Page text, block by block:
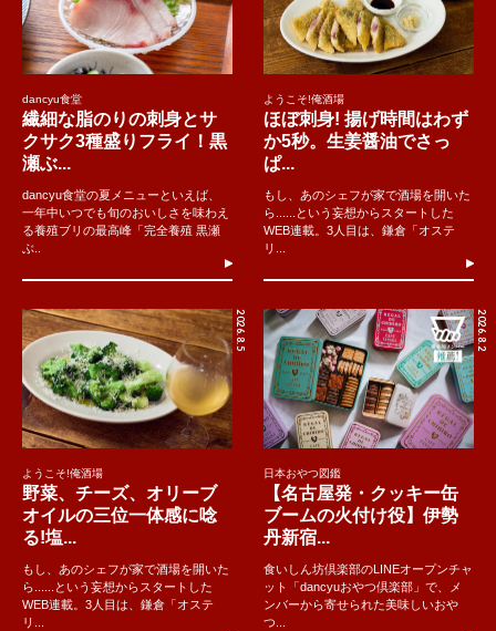
dancyu食堂
繊細な脂のりの刺身とサ
クサク3種盛りフライ！黒
瀬ぶ...
dancyu食堂の夏メニューといえば、
一年中いつでも旬のおいしさを味わえ
る養殖ブリの最高峰「完全養殖 黒瀬
ぶ..
ようこそ!俺酒場
ほぼ刺身! 揚げ時間はわず
か5秒。生姜醤油でさっ
ぱ...
もし、あのシェフが家で酒場を開いた
ら......という妄想からスタートした
WEB連載。3人目は、鎌倉「オステ
リ...
2026.8.5
ようこそ!俺酒場
野菜、チーズ、オリーブ
オイルの三位一体感に唸
る!塩...
もし、あのシェフが家で酒場を開いた
ら......という妄想からスタートした
WEB連載。3人目は、鎌倉「オステ
リ...
2026.8.2
日本おやつ図鑑
【名古屋発・クッキー缶
ブームの火付け役】伊勢
丹新宿...
食いしん坊倶楽部のLINEオープンチャ
ット「dancyuおやつ倶楽部」で、メ
ンバーから寄せられた美味しいおや
つ...